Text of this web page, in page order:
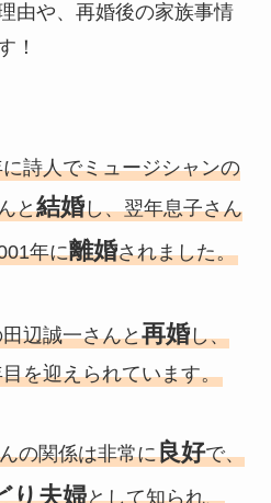
由や、再婚後の家族事情
！
詩人でミュージシャンの
と結婚し、翌年息子さん
年に離婚されました。
辺誠一さんと再婚し、
を迎えられています。
の関係は非常に良好で、
り夫婦として知られ、